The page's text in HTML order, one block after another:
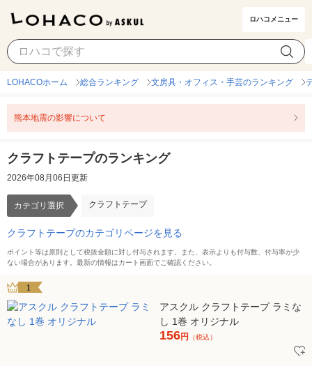
ロハコメニュー
クラフトテープ カテゴリ選択
LOHACOホーム 総合ランキング 文房具・オフィス・手芸のランキング
熊本地震の影響について
クラフトテープのランキング
2026年08月06日更新
カテゴリ選択 クラフトテープ
クラフトテープのカテゴリページを見る
ポイント等は原則として税抜金額に対し付与されます。また、表示よりも付与数、付与率が少
ない場合があります。最新の情報はカート画面でご確認ください。
1
アスクル クラフトテープ ラミな
し 1巻 オリジナル
156円 （税込）